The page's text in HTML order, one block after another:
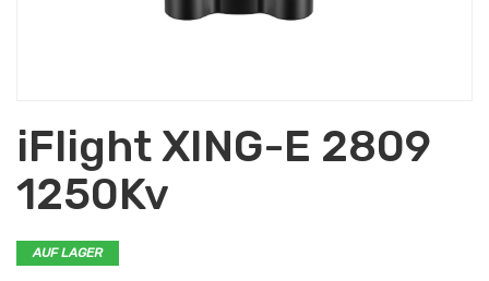
iFlight XING-E 2809
1250Kv
AUF LAGER